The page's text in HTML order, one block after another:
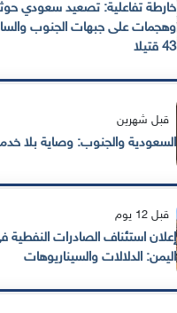
خارطة تفاعلية: تصعيد سعودي
وهجمات على جبهات الجنوب
43 قتيلا
قبل شهرين
السعودية والجنوب: وصاية بلا
قبل 12 يوم
إعلان استئناف الصادرات
اليمن: الدلالات والسيناريوهات